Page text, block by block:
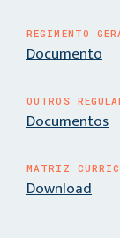
REGIMENTO
Documento
OUTROS
Documentos
MATRIZ
Download